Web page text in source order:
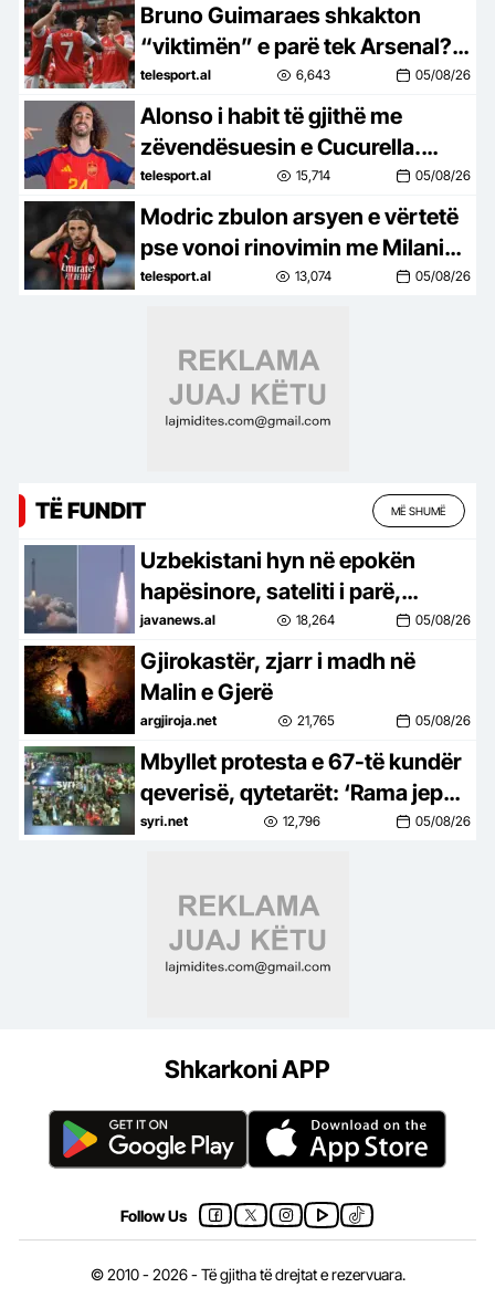
Bruno Guimaraes shkakton
“viktimën” e parë tek Arsenal?
Chelsea gati të përfitojë
telesport.al 6,643 05/08/26
Alonso i habit të gjithë me
zëvendësuesin e Cucurella.
Vjen nga La Liga dhe do të
kushtojë vetëm 19 milionë euro
telesport.al 15,714 05/08/26
Modric zbulon arsyen e vërtetë
pse vonoi rinovimin me Milanin:
Doja të dëgjoja atë më parë…
telesport.al 13,074 05/08/26
TË FUNDIT MË SHUMË
Uzbekistani hyn në epokën
hapësinore, sateliti i parë,
Samarkand-2028, lëshohet në
orbitë –
javanews.al 18,264 05/08/26
Gjirokastër, zjarr i madh në
Malin e Gjerë
argjiroja.net 21,765 05/08/26
Mbyllet protesta e 67-të kundër
qeverisë, qytetarët: ‘Rama jep
dorëheqjen’
syri.net 12,796 05/08/26
Shkarkoni APP
Follow Us
© 2010 - 2026 - Të gjitha të drejtat e rezervuara.